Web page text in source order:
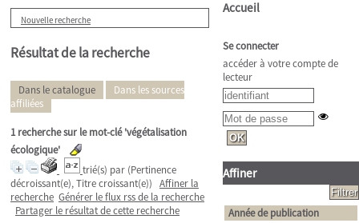
Nouvelle recherche
Résultat de la recherche
Dans le catalogue
Dans les sources
affiliées
1recherche sur le mot-clé'végétalisation
écologique'
trié(s) par (Pertinence
décroissant(e), Titre croissant(e)) Affiner la
recherche Générer le flux rss de la recherche
Partager le résultat de cette recherche
Accueil
Se connecter
accéder à votre compte de
lecteur
Affiner
Année de publication